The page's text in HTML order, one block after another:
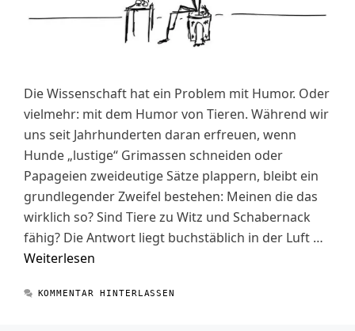
Die Wissenschaft hat ein Problem mit Humor. Oder
vielmehr: mit dem Humor von Tieren. Während wir
uns seit Jahrhunderten daran erfreuen, wenn
Hunde „lustige“ Grimassen schneiden oder
Papageien zweideutige Sätze plappern, bleibt ein
grundlegender Zweifel bestehen: Meinen die das
wirklich so? Sind Tiere zu Witz und Schabernack
fähig? Die Antwort liegt buchstäblich in der Luft …
Weiterlesen
KOMMENTAR HINTERLASSEN